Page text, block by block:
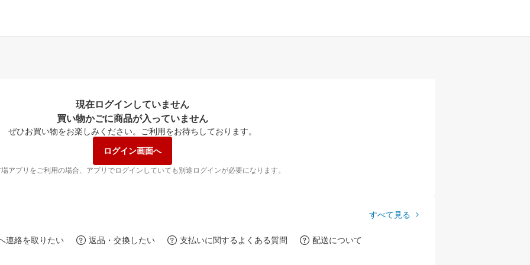
現在ログインしていません
買い物かごに商品が入っていません
ぜひお買い物をお楽しみください。 ご利用をお待ちしております。
ログイン画面へ
アプリをご利用の場合、アプリでログインしていても別途ログインが必要になります。
すべて見る
連絡を取りたい 返品・交換したい 支払いに関するよくある質問 配送について